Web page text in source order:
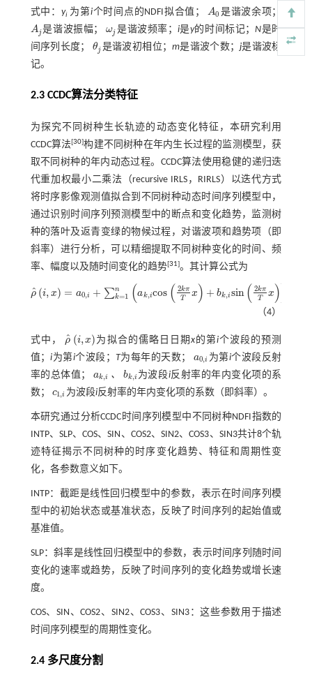
式中： yi为第i个时间点的NDFI拟合值； A0
A0 是谐波余项；
Aj
Aj 是谐波振幅； ωj
ωj 是谐波频率； i是y的时间标记；N是时
间序列长度；
θj
θj 是谐波初相位； m是谐波个数；j是谐波标
记。
2.3 CCDC算法分类特征
为探究不同树种生长轨迹的动态变化特征，本研究利用
CCDC算法[30]构建不同树种在年内生长过程的监测模型，获
取不同树种的年内动态过程。CCDC算法使用稳健的递归迭
代重加权最小二乘法（recursive IRLS，RIRLS）以迭代方式
将时序影像观测值拟合到不同树种动态时间序列模型中，
通过识别时间序列预测模型中的断点和变化趋势，监测树
种的落叶及返青变绿的物候过程，对谐波项和趋势项（即
斜率）进行分析，可以精细提取不同树种变化的时间、频
率、幅度以及随时间变化的趋势[31]。其计算公式为
ρ
ˆ (i, x) = a0,i + ∑n
k=1 (ak,icos ( 2kπ
T
x ) + bk,i sin ( 2kπ
T
x )
ρ^i,x =a0 ,i+ ∑k=1 na k, cos2 kπTx+bk,is in 2kπTx + c1, ix
（4）
式中， ρ
ˆ (i,x)
ρ^i,x 为拟合的儒略日日期 x的第i个波段的预测
值；i为第i个波段； T为每年的天数； a0,i
a0,i 为第i个波段反射
率的总体值；
ak,i
ak,i 、 bk,i
bk,i 为波段i反射率的年内变化项的系
数；
c1,i
c1,i 为波段i反射率的年内变化项的系数（即斜率）。
本研究通过分析CCDC时间序列模型中不同树种NDFI指数的
INTP、SLP、COS、SIN、COS2、SIN2、COS3、SIN3共计8个轨
迹特征揭示不同树种的时序变化趋势、特征和周期性变
化，各参数意义如下。
INTP：截距是线性回归模型中的参数，表示在时间序列模
型中的初始状态或基准状态，反映了时间序列的起始值或
基准值。
SLP：斜率是线性回归模型中的参数，表示时间序列随时间
变化的速率或趋势，反映了时间序列的变化趋势或增长速
度。
COS、SIN、COS2、SIN2、COS3、SIN3：这些参数用于描述
时间序列模型的周期性变化。
2.4 多尺度分割